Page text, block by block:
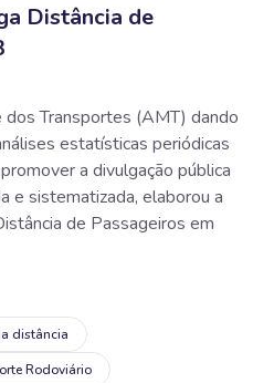
Distância de
Transportes (AMT) dando
estatísticas periódicas
a divulgação pública
e sistematizada, elaborou a
de Passageiros em
distância
Rodoviário